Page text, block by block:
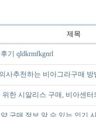
제목
기 qldkrmfkgnrl
사추천하는 비아그라구매
위한 시알리스 구매, 비아센터
구매 정보 알 수 있는 인기